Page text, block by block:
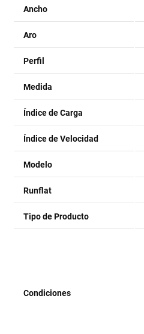
Ancho
Aro
Perfil
Medida
Índice de Carga
Índice de Velocidad
Modelo
Runflat
Tipo de Producto
Condiciones